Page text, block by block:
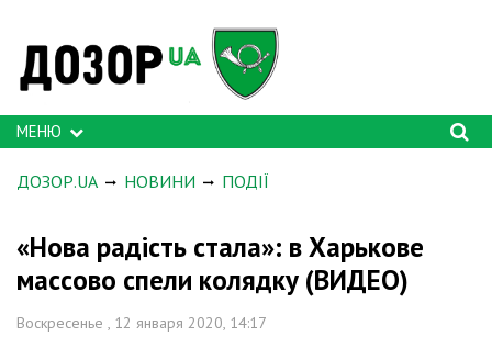
МЕНЮ
ДОЗОР.UA НОВИНИ ПОДІЇ
«Нова радість стала»: в Харькове
массово спели колядку (ВИДЕО)
Воскресенье , 12 января 2020, 14:17